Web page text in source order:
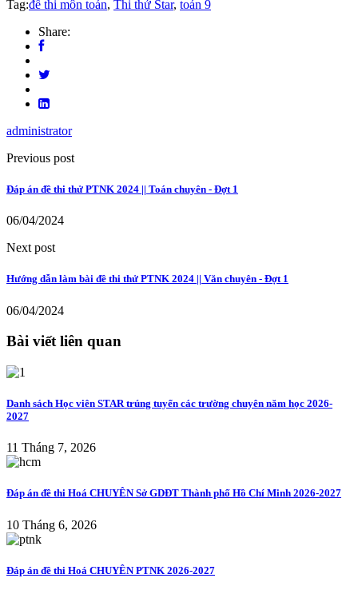
Tag:đề thi môn toán, Thi thử Star, toán 9
Share:
administrator
Previous post
Đáp án đề thi thử PTNK 2024 || Toán chuyên - Đợt 1
06/04/2024
Next post
Hướng dẫn làm bài đề thi thử PTNK 2024 || Văn chuyên - Đợt 1
06/04/2024
Bài viết liên quan
Danh sách Học viên STAR trúng tuyển các trường chuyên năm học 2026-
2027
11 Tháng 7, 2026
Đáp án đề thi Hoá CHUYÊN Sở GDĐT Thành phố Hồ Chí Minh 2026-2027
10 Tháng 6, 2026
Đáp án đề thi Hoá CHUYÊN PTNK 2026-2027